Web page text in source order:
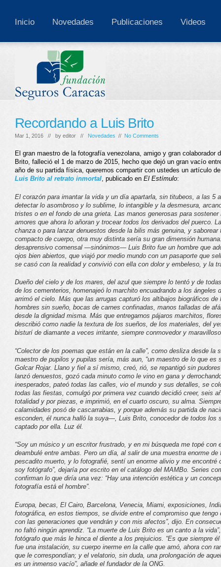
Inicio Novedades Publicaciones Videos
Recordando a Luis Brito
Mar 1, 2016 // by editor // Novedades // No Comments
El gran maestro de la fotografía venezolana, amigo y gran colaborador
Brito, falleció el 1 de marzo de 2015, hecho que dejó un gran vacío
año de su partida física, queremos compartir con ustedes un artículo
Luis Brito al retrato inmortal, publicado en El Estímulo:
El corazón para imantar la vida y un día apartarla, sin titubeos, a las 5
detectar lo asombroso y lo sublime, lo intangible y la desmesura,
tristes o en el fondo de una grieta. Las manos generosas para
amores que ahora lo añoran y trocear todos los derivados del puerco.
chanza o para lanzar denuestos desde la bilis más genuina, y
compacto de cuerpo, otra muy distinta sería su gran dimensión
desaprensivo comensal —sinónimos— Luis Brito fue un hombre que
ojos bien abiertos, que viajó por medio mundo con un pasaporte que
se casó con la realidad y convivió con ella con dolor y embeleso, y la
Dueño del cielo y de los mares, del azul que siempre lo tentó y de
de los cementerios, homenajeó lo marchito encuadrando a los ángeles
arrimó el cielo. Más que las arrugas capturó los altibajos biográficos
hombres sin sueño, bocas de carnes confinadas, manos talladas de
desde la dignidad misma. Más que entregarnos pájaros marchitos,
describió como nadie la textura de los sueños, de los materiales, del
bisturí de diamante a veces irritante, siempre conmovedor y
“Colector de los poemas que están en la calle”, como desliza desde la
maestro de pupilos y pupilas sería, más aun, “un maestro de lo que es
Golcar Rojar. Llano y fiel a sí mismo, creó, rió, se repantigó sin
lanzó denuestos, gozó cada minuto como le vino en gana y
inesperados, pateó todas las calles, vio el mundo y sus detalles, se
todas las fiestas, comulgó por primera vez cuando decidió creer, seis
totalidad y por piezas, e imprimió, en el cuarto oscuro, su alma.
calamidades posó de cascarrabias, y porque además su partida de
esconden, él nunca halló la suya—, Luis Brito, conocedor de todos los
captado por ella. Luz él.
“Soy un músico y un escritor frustrado, y en mi búsqueda me topé
deambulé entre ambas. Pero un día, al salir de una muestra enorme
pescadito muerto, y lo fotografié, sentí un enorme alivio y me
soy fotógrafo”, dejaría por escrito en el catálogo del MAMBo. Series
confirman lo que diría una vez: “Hay una intención estética y un
fotografía está el hombre”.
Europa, becas, El Cairo, Barcelona, Venecia, Miami, exposiciones,
fotográfica, en estos tiempos, se divide entre el compromiso que
con las generaciones que vendrán y con mis afectos”, dijo. En
no faltó ningún aprendiz. “La muerte de Luis Brito es un canto a la
fotógrafo que más le hinca el diente a los prejuicios. “Es que siempre
fue una instalación, su cuerpo inerme en la calle que amó, ahora con
que le correspondían; y el velatorio, sin duda, una prolongación de
es un inmenso vacío”, añade el fundador de la ONG.